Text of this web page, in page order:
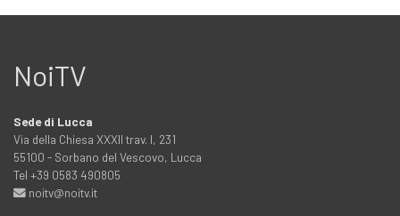
NoiTV
Sede di Lucca
Via della Chiesa XXXII trav. I, 231
55100 - Sorbano del Vescovo, Lucca
Tel +39 0583 490805
noitv@noitv.it